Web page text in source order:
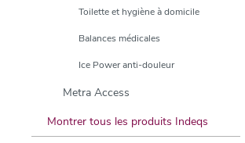
Toilette et hygiène à domicile
Balances médicales
Ice Power anti-douleur
Metra Access
Montrer tous les produits Indeqs